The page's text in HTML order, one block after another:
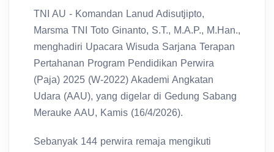
TNI AU - Komandan Lanud Adisutjipto,
Marsma TNI Toto Ginanto, S.T., M.A.P., M.Han.,
menghadiri Upacara Wisuda Sarjana Terapan
Pertahanan Program Pendidikan Perwira
(Paja) 2025 (W-2022) Akademi Angkatan
Udara (AAU), yang digelar di Gedung Sabang
Merauke AAU, Kamis (16/4/2026).
Sebanyak 144 perwira remaja mengikuti